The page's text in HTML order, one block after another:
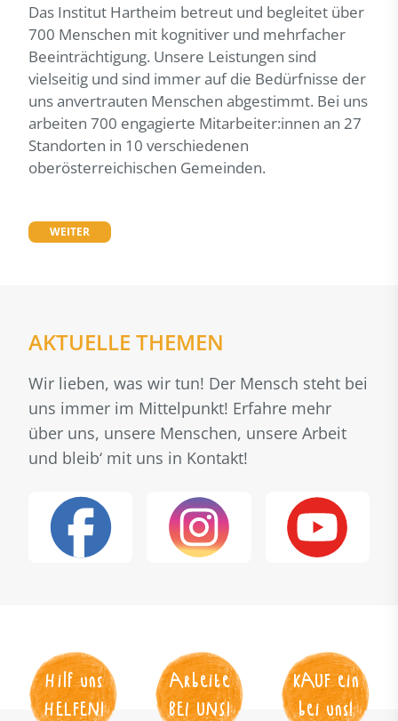
Das Institut Hartheim betreut und begleitet über
700 Menschen mit kognitiver und mehrfacher
Beeinträchtigung. Unsere Leistungen sind
vielseitig und sind immer auf die Bedürfnisse der
uns anvertrauten Menschen abgestimmt. Bei uns
arbeiten 700 engagierte Mitarbeiter:innen an 27
Standorten in 10 verschiedenen
oberösterreichischen Gemeinden.
WEITER
AKTUELLE THEMEN
Wir lieben, was wir tun! Der Mensch steht bei
uns immer im Mittelpunkt! Erfahre mehr
über uns, unsere Menschen, unsere Arbeit
und bleib‘ mit uns in Kontakt!
Hilf uns
HELFEN!
Arbeite
BEI UNS!
KAUF ein
bei uns!